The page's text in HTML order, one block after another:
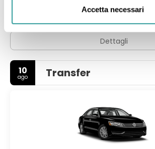
Accetta necessari
Dettagli
10
ago Transfer